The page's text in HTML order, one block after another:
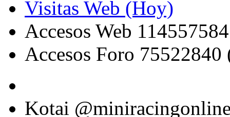
Visitas Web (Hoy)
Accesos Web
Accesos Foro 75522840
Kotai